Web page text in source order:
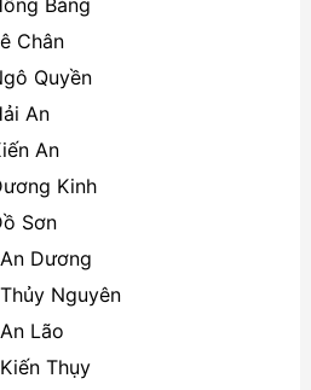
Bàng
Chân
Quyền
An
An
Kinh
Sơn
Dương
Nguyên
Lão
Thụy